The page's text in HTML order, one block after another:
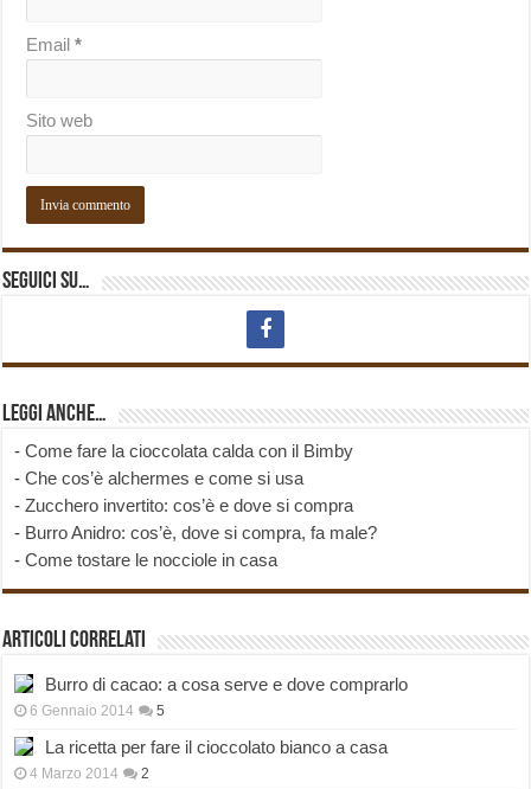
Email*
Sito web
Seguici su…
Leggi anche…
-Come fare la cioccolata calda con il Bimby
-Che cos’è alchermes e come si usa
-Zucchero invertito: cos’è e dove si compra
- Burro Anidro: cos’è, dove si compra, fa male?
-Come tostare le nocciole in casa
Articoli correlati
Burro di cacao: a cosa serve e dove comprarlo
6 Gennaio 2014 5
La ricetta per fare il cioccolato bianco a casa
4 Marzo 2014 2